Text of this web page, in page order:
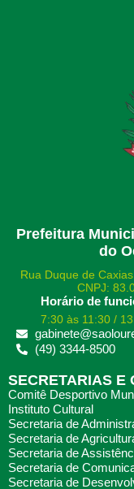
Prefeitura
do
Rua Duque de
CNPJ:
Horário de
7:30 às 11:30 /
(49) 3344-8500
SECRETARIAS E
Comitê Desportivo
Instituto Cultural
Secretaria de
Secretaria de
Secretaria de
Secretaria de
Secretaria de